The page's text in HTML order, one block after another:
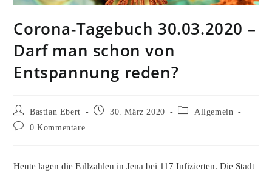
Corona-Tagebuch 30.03.2020 –
Darf man schon von
Entspannung reden?
Beitrags-
Autor:
Bastian Ebert
Beitrag30. März 2020
Beitrags-Allgemein
Beitrags-0 Kommentare
Heute lagen die Fallzahlen in Jena bei 117 Infizierten. Die Stadt